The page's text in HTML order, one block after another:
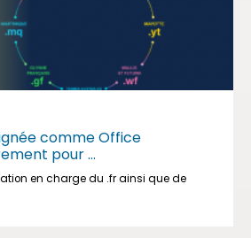
comme Office
pour ...
en charge du .fr ainsi que de